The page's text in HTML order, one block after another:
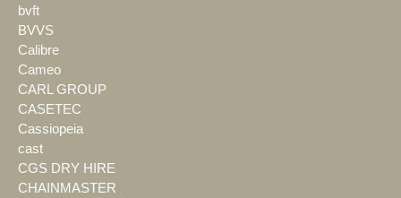
bvft
BVVS
Calibre
Cameo
CARL GROUP
CASETEC
Cassiopeia
cast
CGS DRY HIRE
CHAINMASTER